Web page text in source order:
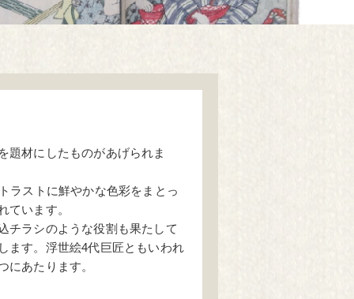
題材にしたものがあげられま
ラストに鮮やかな色彩をまとっ
ています。
チラシのような役割も果たして
ます。浮世絵4代巨匠ともいわれ
にあたります。